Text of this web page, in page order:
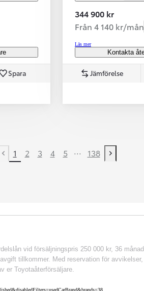
Spara
344 900 kr
Från 4 140 kr/mån
Läs mer
Kontakta
Jämförelse
Previous page
1 2 3 4 5 ... 138
Next page
vid försäljningspris 250 000 kr, 36
tillkommer. Med reservation för
er Toyotaåterförsäljare.